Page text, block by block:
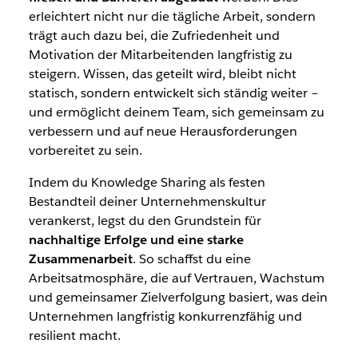
erleichtert nicht nur die tägliche Arbeit, sondern
trägt auch dazu bei, die Zufriedenheit und
Motivation der Mitarbeitenden langfristig zu
steigern. Wissen, das geteilt wird, bleibt nicht
statisch, sondern entwickelt sich ständig weiter –
und ermöglicht deinem Team, sich gemeinsam zu
verbessern und auf neue Herausforderungen
vorbereitet zu sein.
Indem du Knowledge Sharing als festen
Bestandteil deiner Unternehmenskultur
verankerst, legst du den Grundstein für
nachhaltige Erfolge und eine starke
Zusammenarbeit. So schaffst du eine
Arbeitsatmosphäre, die auf Vertrauen, Wachstum
und gemeinsamer Zielverfolgung basiert, was dein
Unternehmen langfristig konkurrenzfähig und
resilient macht.